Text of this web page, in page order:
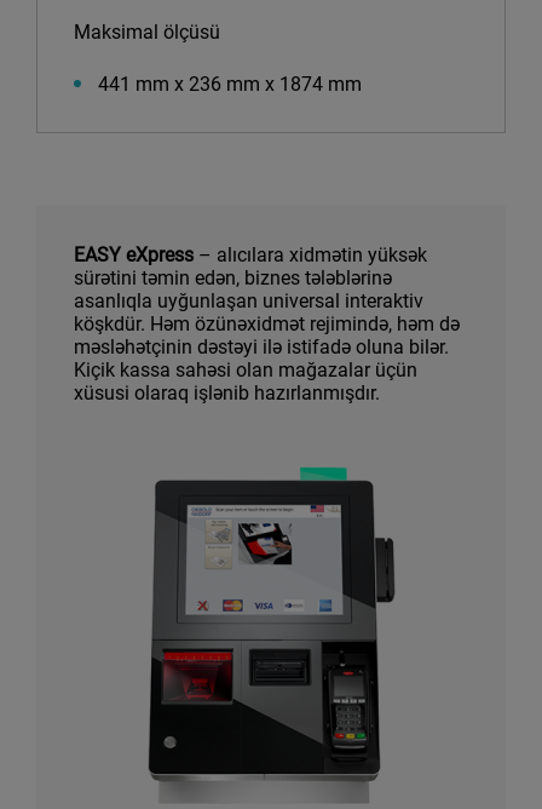
Maksimal ölçüsü
441 mm x 236 mm x 1874 mm
EASY eXpress – alıcılara xidmətin yüksək
sürətini təmin edən, biznes tələblərinə
asanlıqla uyğunlaşan universal interaktiv
köşkdür. Həm özünəxidmət rejimində, həm də
məsləhətçinin dəstəyi ilə istifadə oluna bilər.
Kiçik kassa sahəsi olan mağazalar üçün
xüsusi olaraq işlənib hazırlanmışdır.